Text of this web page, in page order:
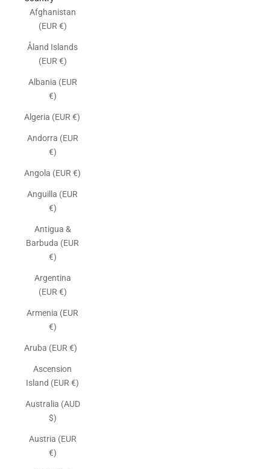
Afghanistan
(EUR €)
Åland Islands
(EUR €)
Albania (EUR
€)
Algeria (EUR €)
Andorra (EUR
€)
Angola (EUR €)
Anguilla (EUR
€)
Antigua &
Barbuda (EUR
€)
Argentina
(EUR €)
Armenia (EUR
€)
Aruba (EUR €)
Ascension
Island (EUR €)
Australia (AUD
$)
Austria (EUR
€)